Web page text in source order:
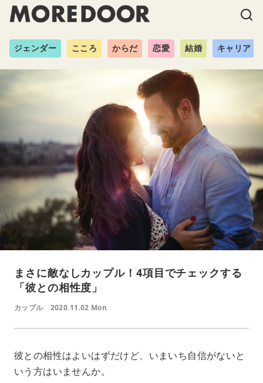
ジェンダー こころ からだ 恋愛 結婚 キャリア
まさに敵なしカップル！4項目でチェックする
「彼との相性度」
カップル 2020.11.02 Mon
彼との相性はよいはずだけど、いまいち自信がないと
いう方はいませんか。